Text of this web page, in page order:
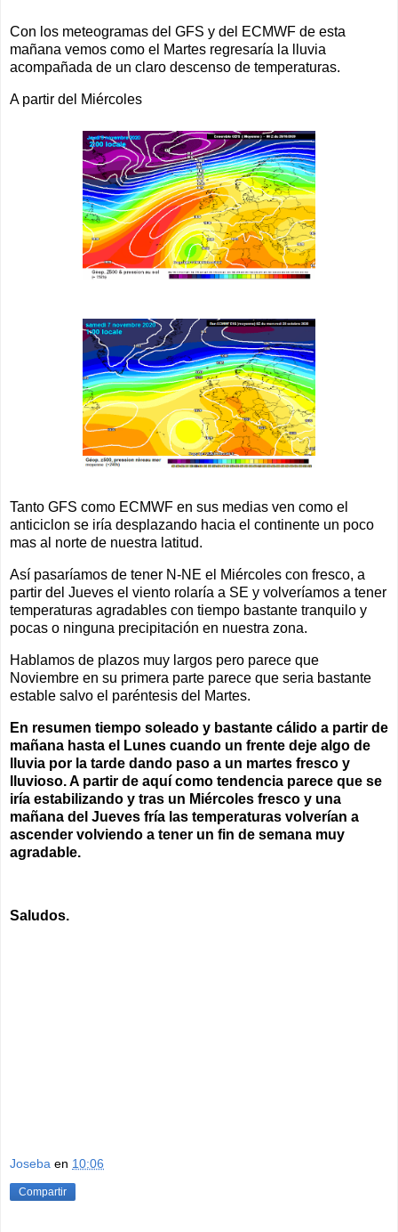
Con los meteogramas del GFS y del ECMWF de esta
mañana vemos como el Martes regresaría la lluvia
acompañada de un claro descenso de temperaturas.
A partir del Miércoles
Tanto GFS como ECMWF en sus medias ven como el
anticiclon se iría desplazando hacia el continente un poco
mas al norte de nuestra latitud.
Así pasaríamos de tener N-NE el Miércoles con fresco, a
partir del Jueves el viento rolaría a SE y volveríamos a tener
temperaturas agradables con tiempo bastante tranquilo y
pocas o ninguna precipitación en nuestra zona.
Hablamos de plazos muy largos pero parece que
Noviembre en su primera parte parece que seria bastante
estable salvo el paréntesis del Martes.
En resumen tiempo soleado y bastante cálido a partir de
mañana hasta el Lunes cuando un frente deje algo de
lluvia por la tarde dando paso a un martes fresco y
lluvioso. A partir de aquí como tendencia parece que se
iría estabilizando y tras un Miércoles fresco y una
mañana del Jueves fría las temperaturas volverían a
ascender volviendo a tener un fin de semana muy
agradable.
Saludos.
Joseba en 10:06
Compartir